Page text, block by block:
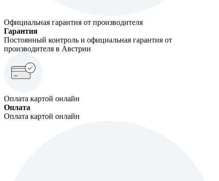
Официальная гарантия от производителя
Гарантия
Постоянный контроль и официальная гарантия от
производителя в Австрии
Оплата картой онлайн
Оплата
Оплата картой онлайн